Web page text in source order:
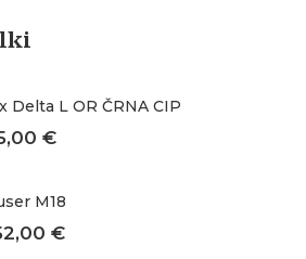
Delta L OR ČRNA CIP
€
M18
€